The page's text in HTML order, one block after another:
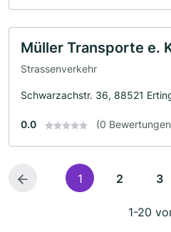
Müller Transporte e.
Strassenverkehr
Schwarzachstr. 36, 88521
0.0 (0
1 2 3
1-20